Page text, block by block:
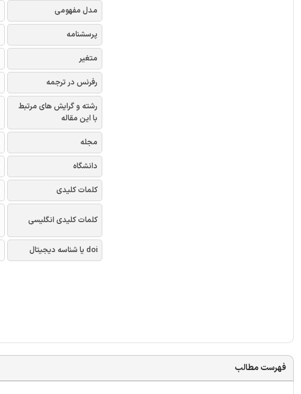
مدل مفهومی
پرسشنامه
متغیر
رفرنس در ترجمه
رشته و گرایش های مرتبط
با این مقاله
مجله
دانشگاه
کلمات کلیدی
کلمات کلیدی انگلیسی
doi یا شناسه دیجیتال
فهرست مطالب